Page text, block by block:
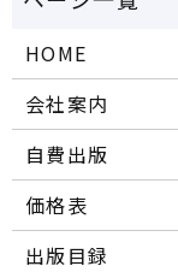
HOME
会社案内
自費出版
価格表
出版目録